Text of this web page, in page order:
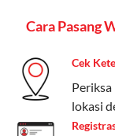
keluarga,
Kelebihan:
koneksi
kuota.
Cara Pasang
Cek
lokasi